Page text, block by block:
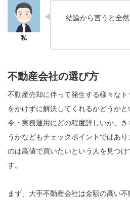
結論から言うと全然
不動産会社の選び方
不動産売却に伴って発生する様々な
をかけずに解決してくれるかどうか
令・実務運用にどの程度詳しいか、
うかなどもチェックポイントではあ
のは高値で買いたいという人を見つ
す。
まず、大手不動産会社は金額の高い